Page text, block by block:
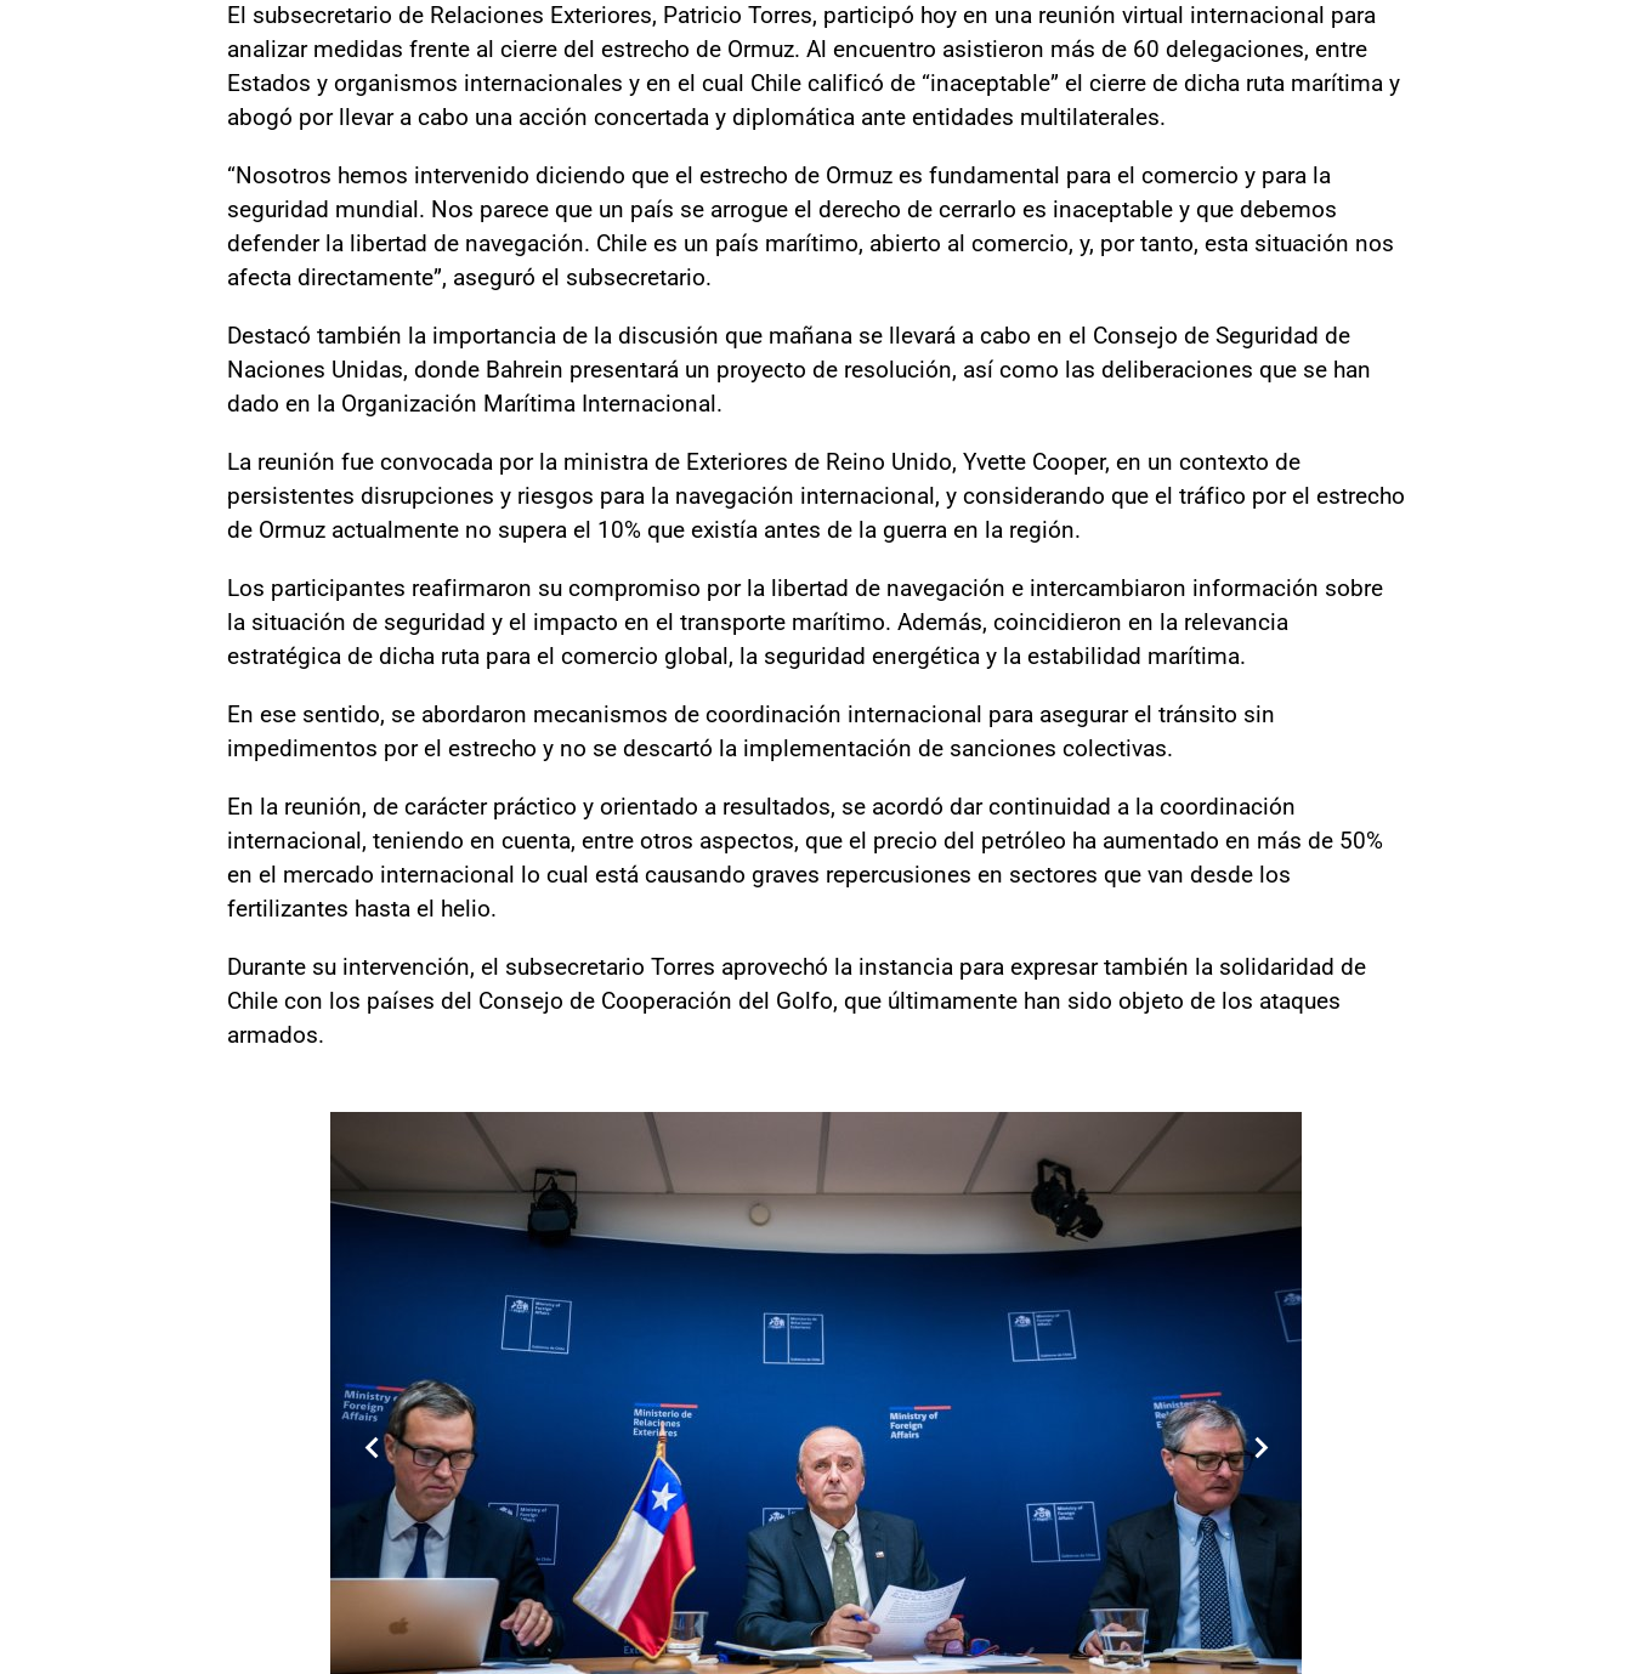
El subsecretario de Relaciones Exteriores, Patricio Torres, participó hoy en una reunión virtual internacional para
analizar medidas frente al cierre del estrecho de Ormuz. Al encuentro asistieron más de 60 delegaciones, entre
Estados y organismos internacionales y en el cual Chile calificó de “inaceptable” el cierre de dicha ruta marítima y
abogó por llevar a cabo una acción concertada y diplomática ante entidades multilaterales.
“Nosotros hemos intervenido diciendo que el estrecho de Ormuz es fundamental para el comercio y para la
seguridad mundial. Nos parece que un país se arrogue el derecho de cerrarlo es inaceptable y que debemos
defender la libertad de navegación. Chile es un país marítimo, abierto al comercio, y, por tanto, esta situación nos
afecta directamente”, aseguró el subsecretario.
Destacó también la importancia de la discusión que mañana se llevará a cabo en el Consejo de Seguridad de
Naciones Unidas, donde Bahrein presentará un proyecto de resolución, así como las deliberaciones que se han
dado en la Organización Marítima Internacional.
La reunión fue convocada por la ministra de Exteriores de Reino Unido, Yvette Cooper, en un contexto de
persistentes disrupciones y riesgos para la navegación internacional, y considerando que el tráfico por el estrecho
de Ormuz actualmente no supera el 10% que existía antes de la guerra en la región.
Los participantes reafirmaron su compromiso por la libertad de navegación e intercambiaron información sobre
la situación de seguridad y el impacto en el transporte marítimo. Además, coincidieron en la relevancia
estratégica de dicha ruta para el comercio global, la seguridad energética y la estabilidad marítima.
En ese sentido, se abordaron mecanismos de coordinación internacional para asegurar el tránsito sin
impedimentos por el estrecho y no se descartó la implementación de sanciones colectivas.
En la reunión, de carácter práctico y orientado a resultados, se acordó dar continuidad a la coordinación
internacional, teniendo en cuenta, entre otros aspectos, que el precio del petróleo ha aumentado en más de 50%
en el mercado internacional lo cual está causando graves repercusiones en sectores que van desde los
fertilizantes hasta el helio.
Durante su intervención, el subsecretario Torres aprovechó la instancia para expresar también la solidaridad de
Chile con los países del Consejo de Cooperación del Golfo, que últimamente han sido objeto de los ataques
armados.